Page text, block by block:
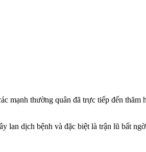
thường quân đã trực tiếp đến thăm
lan dịch bệnh và đặc biệt là trận lũ bất